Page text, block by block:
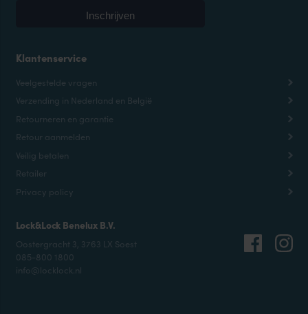
Klantenservice
Veelgestelde vragen
Verzending in Nederland en België
Retourneren en garantie
Retour aanmelden
Veilig betalen
Retailer
Privacy policy
Lock&Lock Benelux B.V.
Oostergracht 3, 3763 LX Soest
085-800 1800
info@locklock.nl